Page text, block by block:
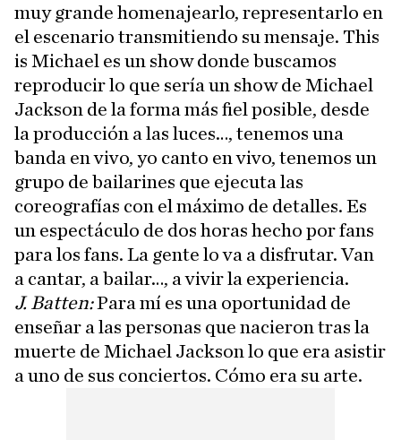
muy grande homenajearlo, representarlo en
el escenario transmitiendo su mensaje. This
is Michael es un show donde buscamos
reproducir lo que sería un show de Michael
Jackson de la forma más fiel posible, desde
la producción a las luces…, tenemos una
banda en vivo, yo canto en vivo, tenemos un
grupo de bailarines que ejecuta las
coreografías con el máximo de detalles. Es
un espectáculo de dos horas hecho por fans
para los fans. La gente lo va a disfrutar. Van
a cantar, a bailar…, a vivir la experiencia.
J. Batten:Para mí es una oportunidad de
enseñar a las personas que nacieron tras la
muerte de Michael Jackson lo que era asistir
a uno de sus conciertos. Cómo era su arte.